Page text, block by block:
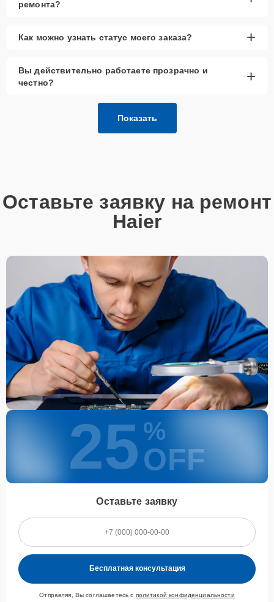
ремонта?
Как можно узнать статус моего заказа? +
Вы действительно работаете прозрачно и
честно?
+
Показать
Оставьте заявку на ремонт
Haier
25 %
OFF
Оставьте заявку
Бесплатная консультация
Отправляя, Вы соглашаетесь с политикой конфиденциальности